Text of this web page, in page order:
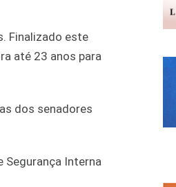
Finalizado este
até 23 anos para
dos senadores
Segurança Interna